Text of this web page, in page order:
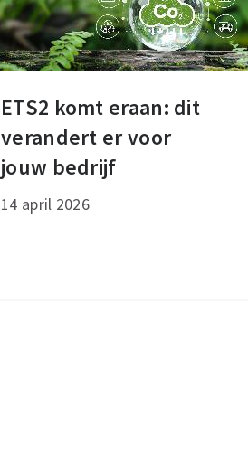
ETS2 komt eraan: dit
verandert er voor
jouw bedrijf
14 april 2026
ETS2
komt
eraan:
verandert